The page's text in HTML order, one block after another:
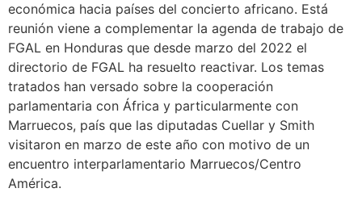
económica hacia países del concierto africano. Está
reunión viene a complementar la agenda de trabajo de
FGAL en Honduras que desde marzo del 2022 el
directorio de FGAL ha resuelto reactivar. Los temas
tratados han versado sobre la cooperación
parlamentaria con África y particularmente con
Marruecos, país que las diputadas Cuellar y Smith
visitaron en marzo de este año con motivo de un
encuentro interparlamentario Marruecos/Centro
América.